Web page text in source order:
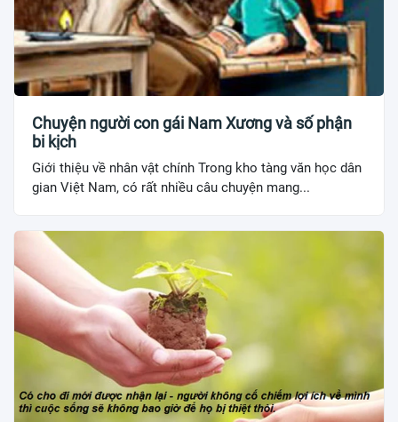
Chuyện người con gái Nam Xương và số phận
bi kịch
Giới thiệu về nhân vật chính Trong kho tàng văn học dân
gian Việt Nam, có rất nhiều câu chuyện mang...